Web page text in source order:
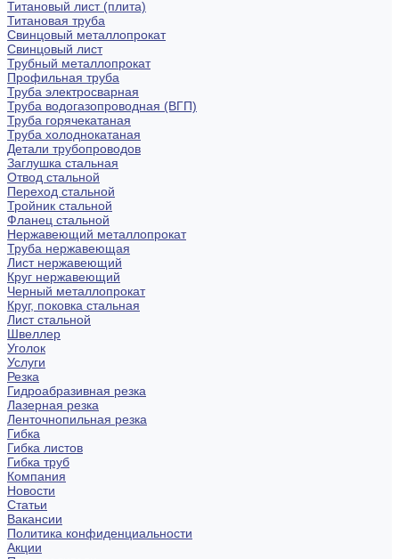
Титановый лист (плита)
Титановая труба
Свинцовый металлопрокат
Свинцовый лист
Трубный металлопрокат
Профильная труба
Труба электросварная
Труба водогазопроводная (ВГП)
Труба горячекатаная
Труба холоднокатаная
Детали трубопроводов
Заглушка стальная
Отвод стальной
Переход стальной
Тройник стальной
Фланец стальной
Нержавеющий металлопрокат
Труба нержавеющая
Лист нержавеющий
Круг нержавеющий
Черный металлопрокат
Круг, поковка стальная
Лист стальной
Швеллер
Уголок
Услуги
Резка
Гидроабразивная резка
Лазерная резка
Ленточнопильная резка
Гибка
Гибка листов
Гибка труб
Компания
Новости
Статьи
Вакансии
Политика конфиденциальности
Акции